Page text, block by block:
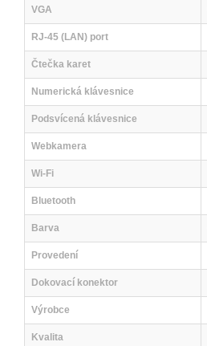
VGA
RJ-45 (LAN) port
Čtečka karet
Numerická klávesnice
Podsvícená klávesnice
Webkamera
Wi-Fi
Bluetooth
Barva
Provedení
Dokovací konektor
Výrobce
Kvalita